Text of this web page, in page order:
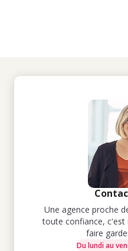
Une agence proche
toute confiance,
faire
Du lundi au